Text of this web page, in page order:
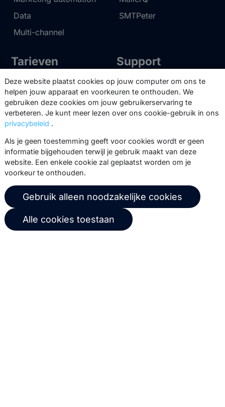
Data
Multi-channel
SMTPeter
Tarieven
Marketing Suite tarieven
SMTPeter tarieven
MailerQ tarieven
Support
Partnernetwerk
Documentatie
Trainingen
Over ons
Carrière bij Copernica
Neem contact op
Copernica BV
1011 AB
Amsterdam
+31 (0)20 520 61 90
info@copernica.com
Deze website plaatst cookies op jouw computer om ons te
helpen jouw apparaat en voorkeuren te onthouden. We
gebruiken deze cookies om jouw gebruikerservaring te
verbeteren. Je kunt meer lezen over ons cookie-gebruik in ons
privacybeleid .
Als je geen toestemming geeft voor cookies wordt er geen
informatie bijgehouden terwijl je gebruik maakt van deze
website. Een enkele cookie zal geplaatst worden om je
voorkeur te onthouden.
Gebruik alleen noodzakelijke cookies
Alle cookies toestaan